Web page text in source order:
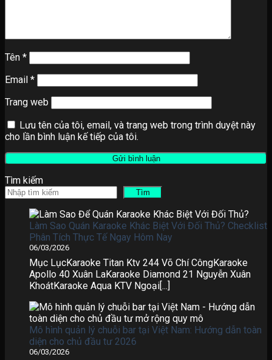
Tên *
Email *
Trang web
Lưu tên của tôi, email, và trang web trong trình duyệt này
cho lần bình luận kế tiếp của tôi.
Tìm kiếm
Tìm
Làm Sao Quán Karaoke Khác Biệt Với Đối Thủ? Checklist
Phân Tích Thực Tế Ngay Hôm Nay
06/03/2026
Mục LụcKaraoke Titan Ktv 244 Võ Chí CôngKaraoke
Apollo 40 Xuân LaKaraoke Diamond 21 Nguyễn Xuân
KhoátKaraoke Aqua KTV Ngoại[...]
Mô hình quản lý chuỗi bar tại Việt Nam: Hướng dẫn toàn
diện cho chủ đầu tư 2026
06/03/2026